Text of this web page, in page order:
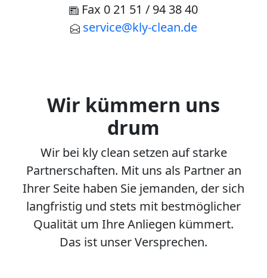
Fax 0 21 51 / 94 38 40
service@kly-clean.de
Wir kümmern uns
drum
Wir bei kly clean setzen auf starke
Partnerschaften. Mit uns als Partner an
Ihrer Seite haben Sie jemanden, der sich
langfristig und stets mit bestmöglicher
Qualität um Ihre Anliegen kümmert.
Das ist unser Versprechen.